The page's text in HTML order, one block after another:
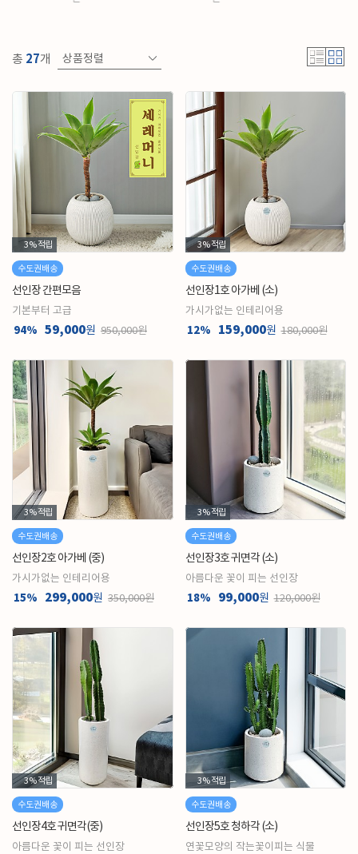
총 27개 상품정렬
3%적립
수도권배송
선인장 간편모음
기본부터 고급
94% 59,000원 950,000원
3%적립
수도권배송
선인장1호 아가베 (소)
가시가없는 인테리어용
12% 159,000원 180,000원
3%적립
수도권배송
선인장2호 아가베 (중)
가시가없는 인테리어용
15% 299,000원 350,000원
3%적립
수도권배송
선인장3호 귀면각 (소)
아름다운 꽃이 피는 선인장
18% 99,000원 120,000원
3%적립
수도권배송
선인장4호 귀면각(중)
아름다운 꽃이 피는 선인장
3%적립
수도권배송
선인장5호 청하각 (소)
연꽃모양의 작는꽃이피는 식물